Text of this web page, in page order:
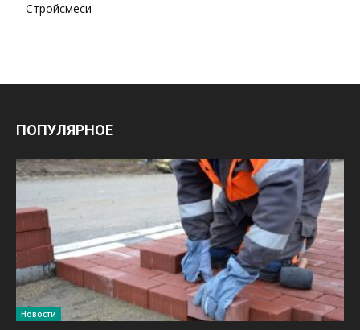
Стройсмеси
ПОПУЛЯРНОЕ
Новости